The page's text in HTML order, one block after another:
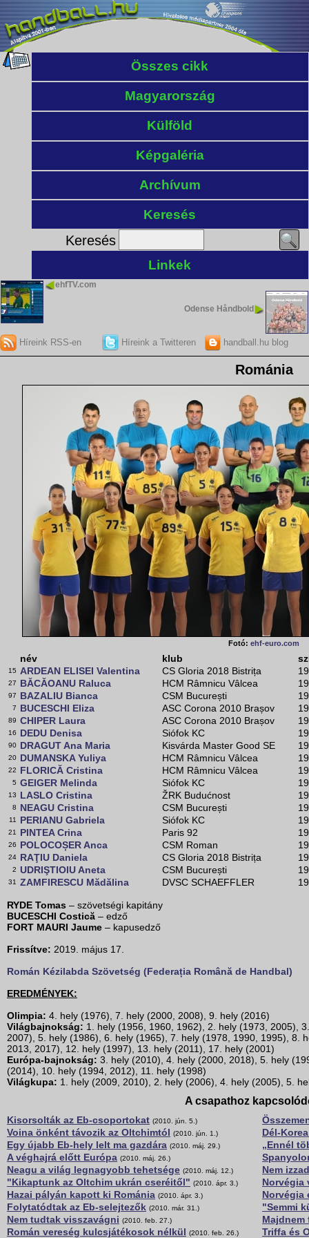
Összes cikk
Magyarország
Külföld
Képgaléria
Archívum
Keresés
Keresés
Linkek
ehfTV.com
Odense Håndbold
Híreink RSS-en Híreink a Twitteren handball.hu blog
Románia
Fotó: ehf-euro.com
név klub
15 ARDEAN ELISEI Valentina CS Gloria 2018 Bistrița
27 BĂCĂOANU Raluca HCM Râmnicu Vâlcea
97 BAZALIU Bianca CSM București
7 BUCESCHI Eliza ASC Corona 2010 Brașov
89 CHIPER Laura ASC Corona 2010 Brașov
16 DEDU Denisa Siófok KC
90 DRAGUT Ana Maria Kisvárda Master Good SE
20 DUMANSKA Yuliya HCM Râmnicu Vâlcea
22 FLORICĂ Cristina HCM Râmnicu Vâlcea
5 GEIGER Melinda Siófok KC
13 LASLO Cristina ŽRK Budućnost
8 NEAGU Cristina CSM București
11 PERIANU Gabriela Siófok KC
21 PINTEA Crina Paris 92
26 POLOCOȘER Anca CSM Roman
24 RAŢIU Daniela CS Gloria 2018 Bistrița
2 UDRIŞTIOIU Aneta CSM București
31 ZAMFIRESCU Mădălina DVSC SCHAEFFLER
RYDE Tomas – szövetségi kapitány
BUCESCHI Costică – edző
FORT MAURI Jaume – kapusedző
Frissítve: 2019. május 17.
Román Kézilabda Szövetség (Federația Română de Handbal)
EREDMÉNYEK:
Olimpia: 4. hely (1976), 7. hely (2000, 2008), 9. hely (2016)
Világbajnokság: 1. hely (1956, 1960, 1962), 2. hely (1973, 2005),
2007), 5. hely (1986), 6. hely (1965), 7. hely (1978, 1990, 1995), 8.
2013, 2017), 12. hely (1997), 13. hely (2011), 17. hely (2001)
Európa-bajnokság: 3. hely (2010), 4. hely (2000, 2018), 5. hely
(2014), 10. hely (1994, 2012), 11. hely (1998)
Világkupa: 1. hely (2009, 2010), 2. hely (2006), 4. hely (2005), 5.
A csapathoz
Kisorsolták az Eb-csoportokat (2010. jún. 5.)
Voina önként távozik az Oltchimtól (2010. jún. 1.)
Egy újabb Eb-hely lelt ma gazdára (2010. máj. 29.)
A véghajrá előtt Európa (2010. máj. 26.)
Neagu a világ legnagyobb tehetsége (2010. máj. 12.)
"Kikaptunk az Oltchim ukrán cseréitől" (2010. ápr. 3.)
Hazai pályán kapott ki Románia (2010. ápr. 3.)
Folytatódtak az Eb-selejtezők (2010. már. 31.)
Nem tudtak visszavágni (2010. feb. 27.)
Román vereség kulcsjátékosok nélkül (2010. feb. 26.)
Dél-
„Ennél
Nem
Norvégia
Norvégia
"Semmi
Triffa és